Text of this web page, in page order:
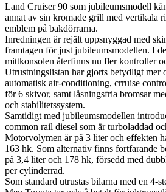
Land Cruiser 90 som jubileumsmodell
annat av sin kromade grill med vertikala
emblem på bakdörrarna.
Inredningen är rejält uppsnyggad med
framtagen för just jubileumsmodellen. I
mittkonsolen återfinns nu fler kontroller
Utrustningslistan har gjorts betydligt mer
automatisk air-conditioning, crruise
för 6 skivor, samt låsningsfria bromsar
och stabilitetssystem.
Samtidigt med jubileumsmodellen
common rail diesel som är turboladdad
Motorvolymen är på 3 liter och effekten
163 hk. Som alternativ finns fortfarande
på 3,4 liter och 178 hk, försedd med
per cylinderrad.
Som standard utrustas bilarna med en 4-